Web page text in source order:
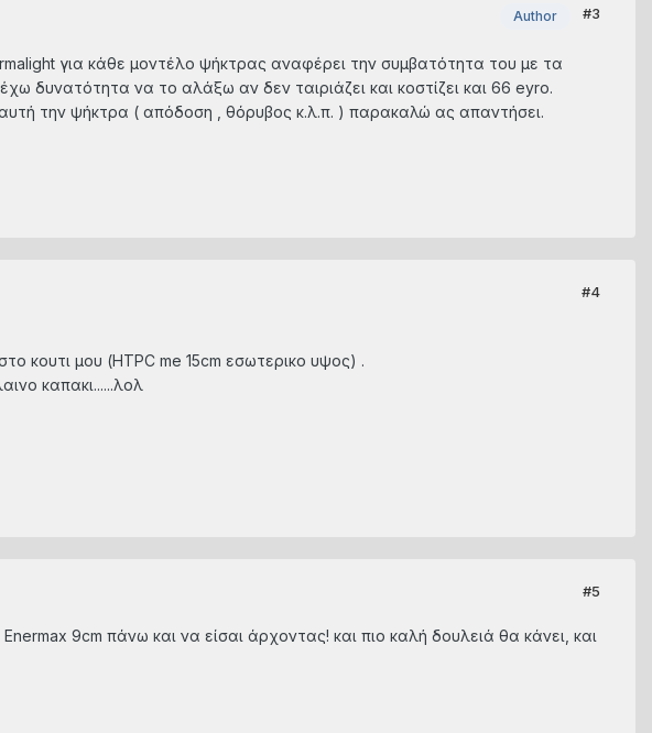
Author #3
για κάθε μοντέλο ψήκτρας αναφέρει την συμβατότητα του με τα
δυνατότητα να το αλάξω αν δεν ταιριάζει και κοστίζει και 66 eyro.
την ψήκτρα ( απόδοση , θόρυβος κ.λ.π. ) παρακαλώ ας απαντήσει.
#4
κουτι μου (HTPC me 15cm εσωτερικο υψος) .
καπακι......λολ
#5
9cm πάνω και να είσαι άρχοντας! και πιο καλή δουλειά θα κάνει, και